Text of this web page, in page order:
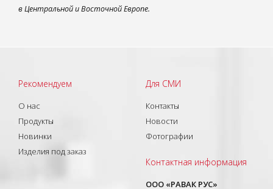
в Центральной и Восточной Европе.
Рекомендуем
О нас
Продукты
Новинки
Изделия под заказ
Для СМИ
Контакты
Новости
Фотографии
Контактная информация
ООО «РАВАК РУС»